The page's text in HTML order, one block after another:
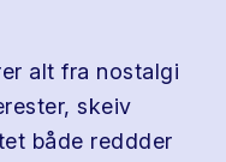
alt fra nostalgi
skeiv
både reddder